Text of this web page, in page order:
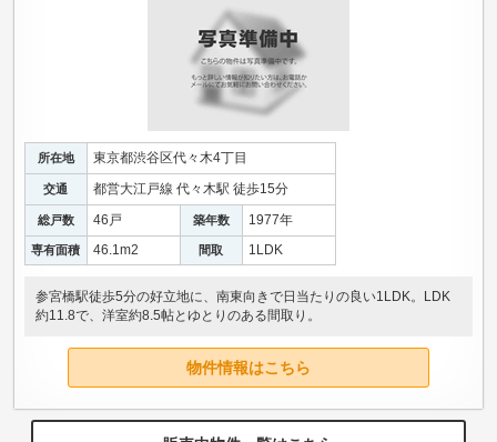
所在地 東京都渋谷区代々木4丁目
交通 都営大江戸線 代々木駅 徒歩15分
総戸数 46戸 築年数 1977年
専有面積 46.1m2 間取 1LDK
参宮橋駅徒歩5分の好立地に、南東向きで日当たりの良い1LDK。LDK
約11.8で、洋室約8.5帖とゆとりのある間取り。
物件情報はこちら